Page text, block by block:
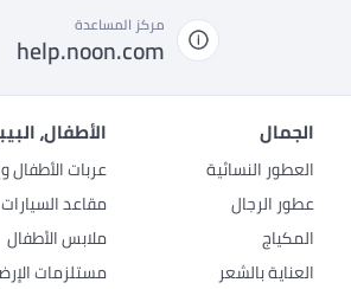
مركز المساعدة
help.noon.com
الجمال
العطور النسائية
عطور الرجال
المكياج
العناية بالشعر
الأطفال،
عربات الأطفال
مقاعد السيارات
ملابس الأطفال
مستلزمات